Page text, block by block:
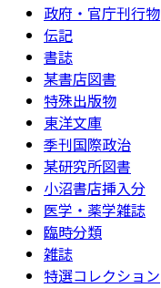
政府・官庁刊行物
伝記
書誌
某書店図書
特殊出版物
東洋文庫
季刊国際政治
某研究所図書
小沼書店挿入分
医学・薬学雑誌
臨時分類
雑誌
特選コレクション